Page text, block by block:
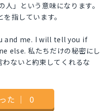
」という意味になります。
指しています。
and me. I will tell you if
私たちだけの秘密にし
ないと約束してくれるな
た ｜ 0